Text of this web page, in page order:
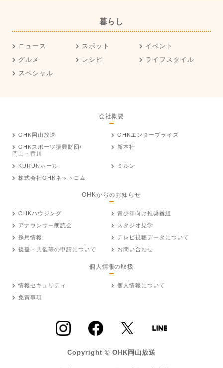
暮らし
ニュース スポット
イベント
グルメ
レシピ
ライフスタイル
スペシャル
会社概要
OHK岡山放送
OHKエンタープライズ
OHKスポーツ振興財団/
岡山・香川
新本社
KURUNホール
ミルン
株式会社OHKネットコム
OHKからのお知らせ
OHKハウジング
青少年向け推奨番組
アナウンサー朗読会
スタジオ見学
採用情報
テレビ視聴データについて
後援・共催等の申請について
お問い合わせ
個人情報の取扱
情報セキュリティ
個人情報について
免責事項
Copyright © OHK岡山放送